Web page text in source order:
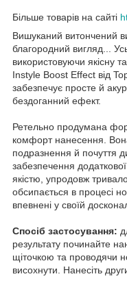
Більше товарів на сайті
Вишуканий витончений
благородний вигляд...
використовуючи якісну
Instyle Boost Effect від
забезпечує просте й
бездоганний ефект.
Ретельно продумана
комфорт нанесення.
подразнення й почуття
забезпечення
якістю, упродовж
обсипається в процесі
впевнені у своїй
Спосіб застосування:
результату починайте
щіточкою та проводячи
висохнути. Нанесіть